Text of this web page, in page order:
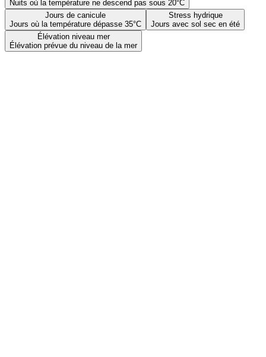
Nuits où la température ne descend pas sous 20°C
Jours de canicule
Jours où la température dépasse 35°C
Stress hydrique
Jours avec sol sec en été
Élévation niveau mer
Élévation prévue du niveau de la mer